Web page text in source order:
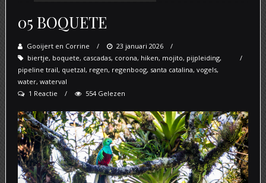
05 BOQUETE
Gooijert en Corrine
Posted
on
23 januari 2026
biertje, boquete, cascadas, corona, hiken, mojito, pijpleiding,
pipeline trail, quetzal, regen, regenboog, santa catalina, vogels,
water, waterval
1 Reactie
554 Gelezen